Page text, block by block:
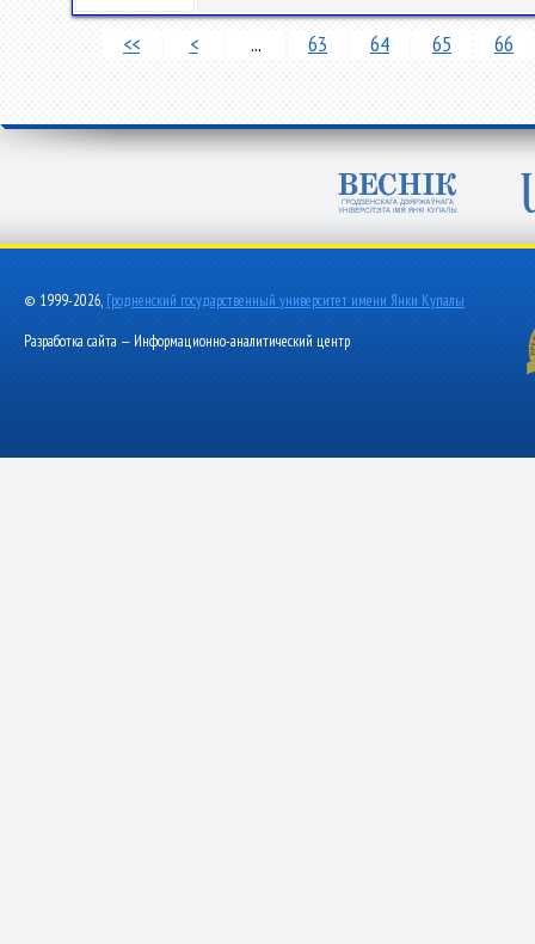
<< < ... 63 64 65 66
© 1999-2026, Гродненский государственный университет имени Янки Купалы
Разработка сайта — Информационно-аналитический центр